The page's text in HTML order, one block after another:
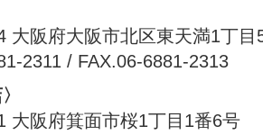
大阪府大阪市北区東天満1丁目
2311 / FAX.06-6881-2313
大阪府箕面市桜1丁目1番6号